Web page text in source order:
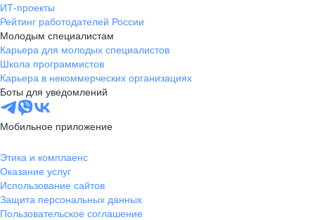
ИТ-проекты
Рейтинг работодателей России
Молодым специалистам
Карьера для молодых специалистов
Школа программистов
Карьера в некоммерческих организациях
Боты для уведомлений
Мобильное приложение
Этика и комплаенс
Оказание услуг
Использование сайтов
Защита персональных данных
Пользовательское соглашение